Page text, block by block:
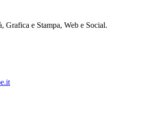
Grafica e Stampa, Web e Social.